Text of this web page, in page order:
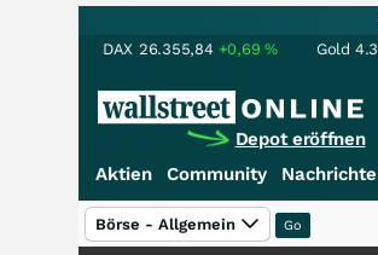
DAX 26.355,84 +0,69% Gold
Depot eröffnen
Aktien Community
Börse - Allgemein